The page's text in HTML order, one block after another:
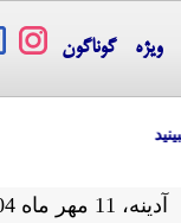
ویژه گوناگون
آدينه، 11 مهر ماه 1404 = 03-10 2025